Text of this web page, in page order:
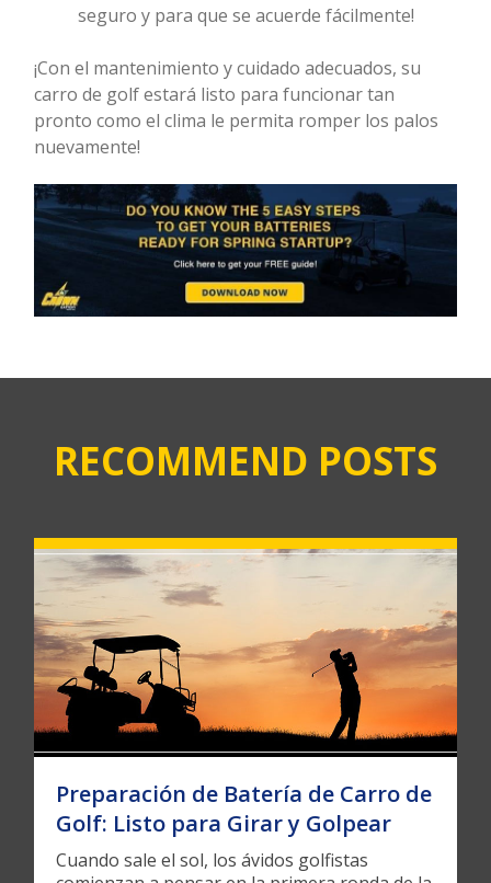
seguro y para que se acuerde fácilmente!
¡Con el mantenimiento y cuidado adecuados, su
carro de golf estará listo para funcionar tan
pronto como el clima le permita romper los palos
nuevamente!
RECOMMEND POSTS
Preparación de Batería de Carro de
Golf: Listo para Girar y Golpear
Cuando sale el sol, los ávidos golfistas